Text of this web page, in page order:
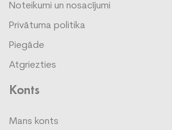
Noteikumi un nosacījumi
Privātuma politika
Piegāde
Atgriezties
Konts
Mans konts